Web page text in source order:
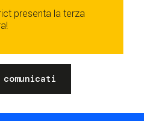
presenta la terza